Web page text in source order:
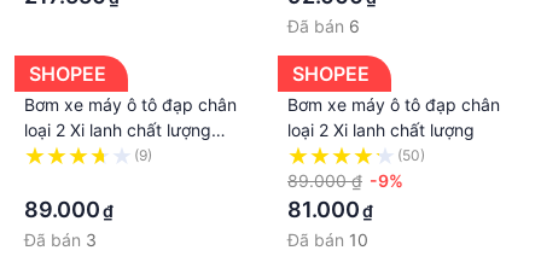
nhanh chóng và nhẹ nhàng hơn.
xuống
🤝 Shop cam kết :
- HÀNG CÓ SẴN
- 100% VIDEO do shop tự quay và khẳng định giao
hàng đến tay khách hàng sản phẩm sẽ như hình .
- Cam kết hàng chính hãng , chất lượng
- Ship hàng toàn quốc , nhận hàng mới thanh toán
Đã bán 6
SHOPEE
Bơm xe máy ô tô đạp chân
loại 2 Xi lanh chất lượng
HANG LOAI 1 (9)
89.000₫
Đã bán 3
SHOPEE
Bơm xe máy ô tô đạp chân
loại 2 Xi lanh chất lượng
(50)
89.000 ₫ -9%
81.000₫
Đã bán 10